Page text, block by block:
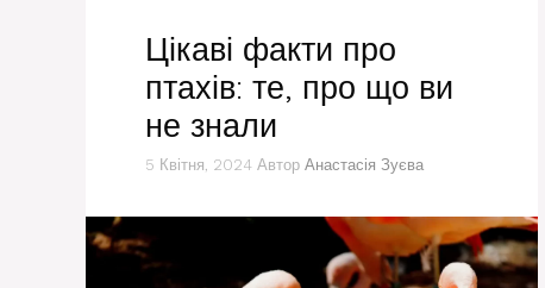
Цікаві факти про
птахів: те, про що ви
не знали
5 Квітня, 2024 Автор Анастасія Зуєва